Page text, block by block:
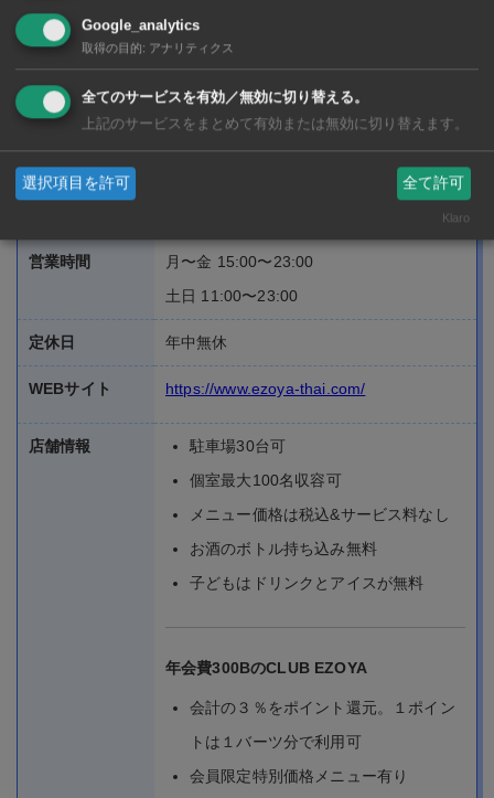
詳細情報
名前 北海道 寿し居酒屋 えぞや
電話番号
営業時間
月〜金 15:00〜23:00
土日 11:00〜23:00
定休日 年中無休
WEBサイト https://www.ezoya-thai.com/
店舗情報
駐車場30台可
個室最大100名収容可
メニュー価格は税込&サービス料なし
お酒のボトル持ち込み無料
子どもはドリンクとアイスが無料
年会費300BのCLUB EZOYA
会計の３％をポイント還元。１ポイン
トは１バーツ分で利用可
会員限定特別価格メニュー有り
Google_analytics
取得の目的: アナリティクス
全てのサービスを有効／無効に切り替える。
上記のサービスをまとめて有効または無効に切り替えます。
選択項目を許可 全て許可
Klaro